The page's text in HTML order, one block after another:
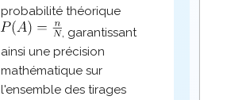
probabilité théorique
, garantissant
ainsi une précision
mathématique sur
l'ensemble des tirages